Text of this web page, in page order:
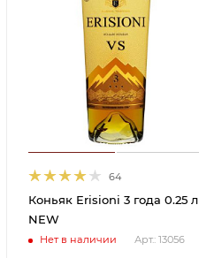
64
Коньяк Erisioni 3 года 0.25 л
NEW
Нет в наличии Арт.: 13056